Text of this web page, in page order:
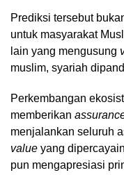
Prediksi tersebut
untuk masyarakat
lain yang mengusung
muslim, syariah
Perkembangan
memberikan
menjalankan seluruh
value yang
pun mengapresiasi